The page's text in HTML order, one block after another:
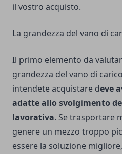
il vostro acquisto.
La grandezza del vano di
Il primo elemento da
grandezza del vano di
intendete acquistare deve
adatte allo svolgimento
lavorativa. Se trasportare
genere un mezzo troppo
essere la soluzione